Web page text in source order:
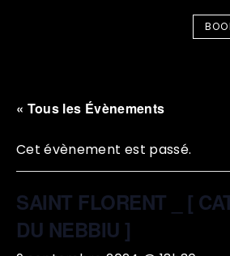
« Tous les Évènements
Cet évènement est passé.
SAINT FLORENT _ [
DU NEBBIU ]